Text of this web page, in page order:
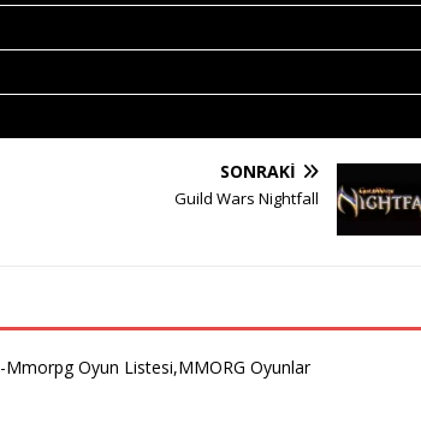
SONRAKI
Guild Wars Nightfall
Oyun Listesi,MMORG Oyunlar